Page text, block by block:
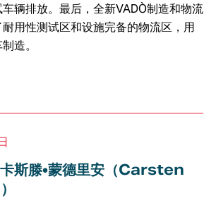
辆排放。最后，全新VADÒ制造和物流
用性测试区和设施完备的物流区，用
造。
斯滕•蒙德里安（Carsten